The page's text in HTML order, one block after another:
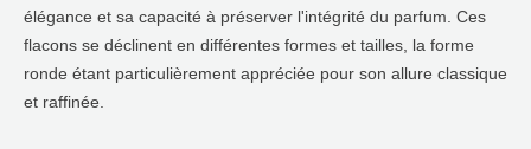
élégance et sa capacité à préserver l'intégrité du parfum. Ces
flacons se déclinent en différentes formes et tailles, la forme
ronde étant particulièrement appréciée pour son allure classique
et raffinée.